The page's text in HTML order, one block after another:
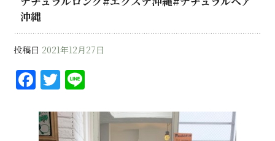
沖縄
投稿日 2021年12月27日
F
c
T
it e